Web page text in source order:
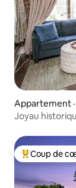
Appartement
Joyau
Coup de cœur
Coup de